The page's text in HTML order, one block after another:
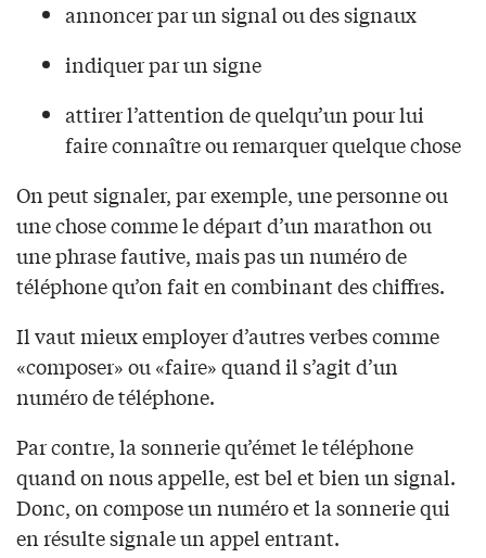
annoncer par un signal ou des signaux
indiquer par un signe
attirer l’attention de quelqu’un pour lui
faire connaître ou remarquer quelque chose
On peut signaler, par exemple, une personne ou
une chose comme le départ d’un marathon ou
une phrase fautive, mais pas un numéro de
téléphone qu’on fait en combinant des chiffres.
Il vaut mieux employer d’autres verbes comme
«composer» ou «faire» quand il s’agit d’un
numéro de téléphone.
Par contre, la sonnerie qu’émet le téléphone
quand on nous appelle, est bel et bien un signal.
Donc, on compose un numéro et la sonnerie qui
en résulte signale un appel entrant.